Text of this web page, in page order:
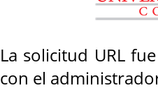
La solicitud URL
con el